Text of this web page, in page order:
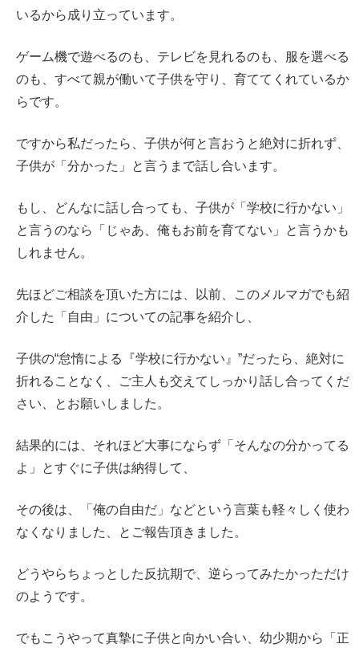
いるから成り立っています。
ゲーム機で遊べるのも、テレビを見れるのも、服を選べる
のも、すべて親が働いて子供を守り、育ててくれているか
らです。
ですから私だったら、子供が何と言おうと絶対に折れず、
子供が「分かった」と言うまで話し合います。
もし、どんなに話し合っても、子供が「学校に行かない」
と言うのなら「じゃあ、俺もお前を育てない」と言うかも
しれません。
先ほどご相談を頂いた方には、以前、このメルマガでも紹
介した「自由」についての記事を紹介し、
子供の“怠惰による『学校に行かない』”だったら、絶対に
折れることなく、ご主人も交えてしっかり話し合ってくだ
さい、とお願いしました。
結果的には、それほど大事にならず「そんなの分かってる
よ」とすぐに子供は納得して、
その後は、「俺の自由だ」などという言葉も軽々しく使わ
なくなりました、とご報告頂きました。
どうやらちょっとした反抗期で、逆らってみたかっただけ
のようです。
でもこうやって真摯に子供と向かい合い、幼少期から「正